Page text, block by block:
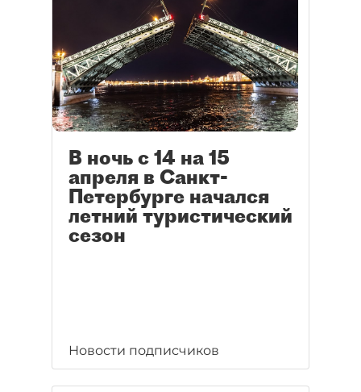
В ночь с 14 на 15
апреля в Санкт-
Петербурге начался
летний туристический
сезон
Новости подписчиков